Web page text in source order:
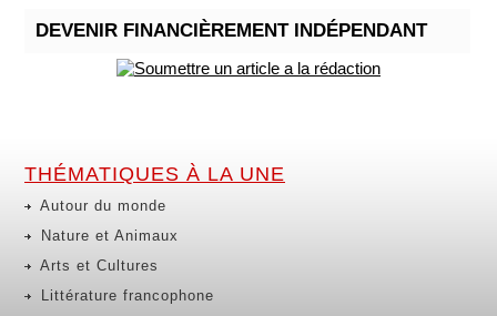
DEVENIR FINANCIÈREMENT INDÉPENDANT
THÉMATIQUES À LA UNE
Autour du monde
Nature et Animaux
Arts et Cultures
Littérature francophone